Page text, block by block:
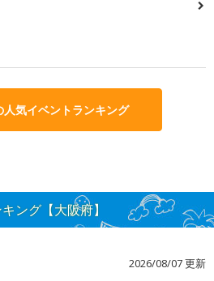
人気イベントランキング
ング【大阪府】
2026/08/07 更新